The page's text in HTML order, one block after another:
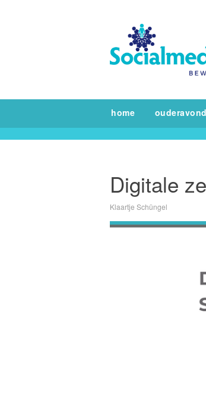
home
Digitale
Klaartje Schüngel